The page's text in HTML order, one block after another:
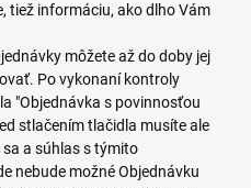
tiež informáciu, ako dlho Vám
môžete až do doby jej
Po vykonaní kontroly
"Objednávka s povinnosťou
stlačením tlačidla musíte ale
a súhlas s týmito
nebude možné Objednávku